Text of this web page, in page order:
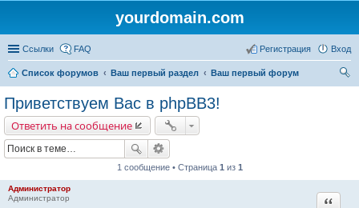
yourdomain.com
Ссылки FAQ Вход
Регистрация
Список форумов Ваш первый раздел
Ваш первый форум
Приветствуем Вас в phpBB3!
Ответить на сообщение
1 сообщение • Страница 1 из 1
Администратор
Администратор
Цитата